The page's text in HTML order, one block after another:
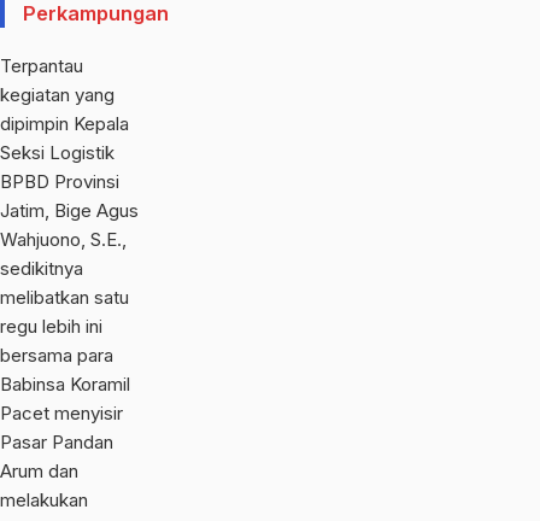
Perkampungan
Terpantau
kegiatan yang
dipimpin Kepala
Seksi Logistik
BPBD Provinsi
Jatim, Bige Agus
Wahjuono, S.E.,
sedikitnya
melibatkan satu
regu lebih ini
bersama para
Babinsa Koramil
Pacet menyisir
Pasar Pandan
Arum dan
melakukan